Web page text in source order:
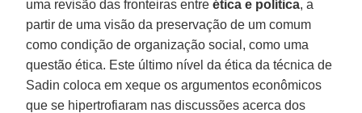
uma revisão das fronteiras entreética e política, a
partir de uma visão da preservação de um comum
como condição de organização social, como uma
questão ética. Este último nível da ética da técnica de
Sadin coloca em xeque os argumentos econômicos
que se hipertrofiaram nas discussões acerca dos